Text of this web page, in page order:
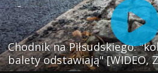
Chodnik na Piłsudskiego:
balety odstawiają" [WIDEO,